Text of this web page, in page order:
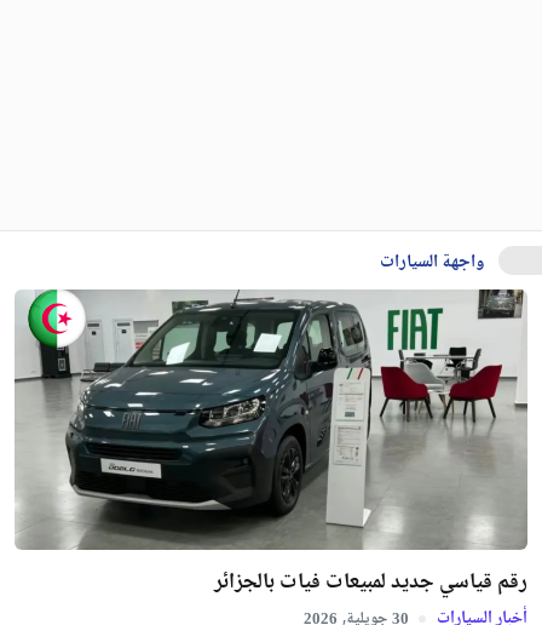
واجهة السيارات
رقم قياسي جديد لمبيعات فيات بالجزائر
30 جويلية, 2026